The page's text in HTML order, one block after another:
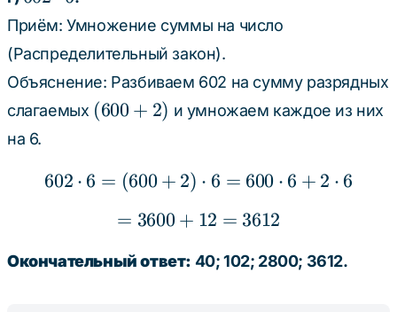
\cdot
Приём: Умножение суммы на число
(Распределительный закон).
Объяснение: Разбиваем 602 на сумму разрядных
слагаемых (600
(600 + 2) и умножаем каждое из них
на 6.
602 \cdot 6 = (600 +
602 ⋅ 6 = (600 + 2) ⋅ 6 = 600 ⋅ 6 + 2 ⋅ 6
= 3600 + 12 = 3612
= 3600 + 12 = 3612
Окончательный ответ: 40; 102; 2800; 3612.